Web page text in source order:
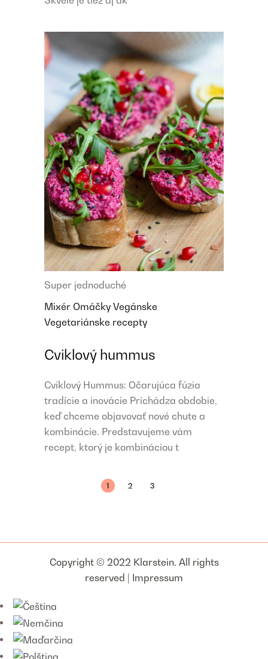
Super jednoduché
Mixér Omáčky Vegánske
Vegetariánske recepty
Cviklový hummus
Cviklový Hummus: Očarujúca fúzia
tradície a inovácie Prichádza obdobie,
keď chceme objavovať nové chute a
kombinácie. Predstavujeme vám
recept, ktorý je kombináciou t
1 2 3
Copyright © 2022 Klarstein. All rights
reserved | Impressum